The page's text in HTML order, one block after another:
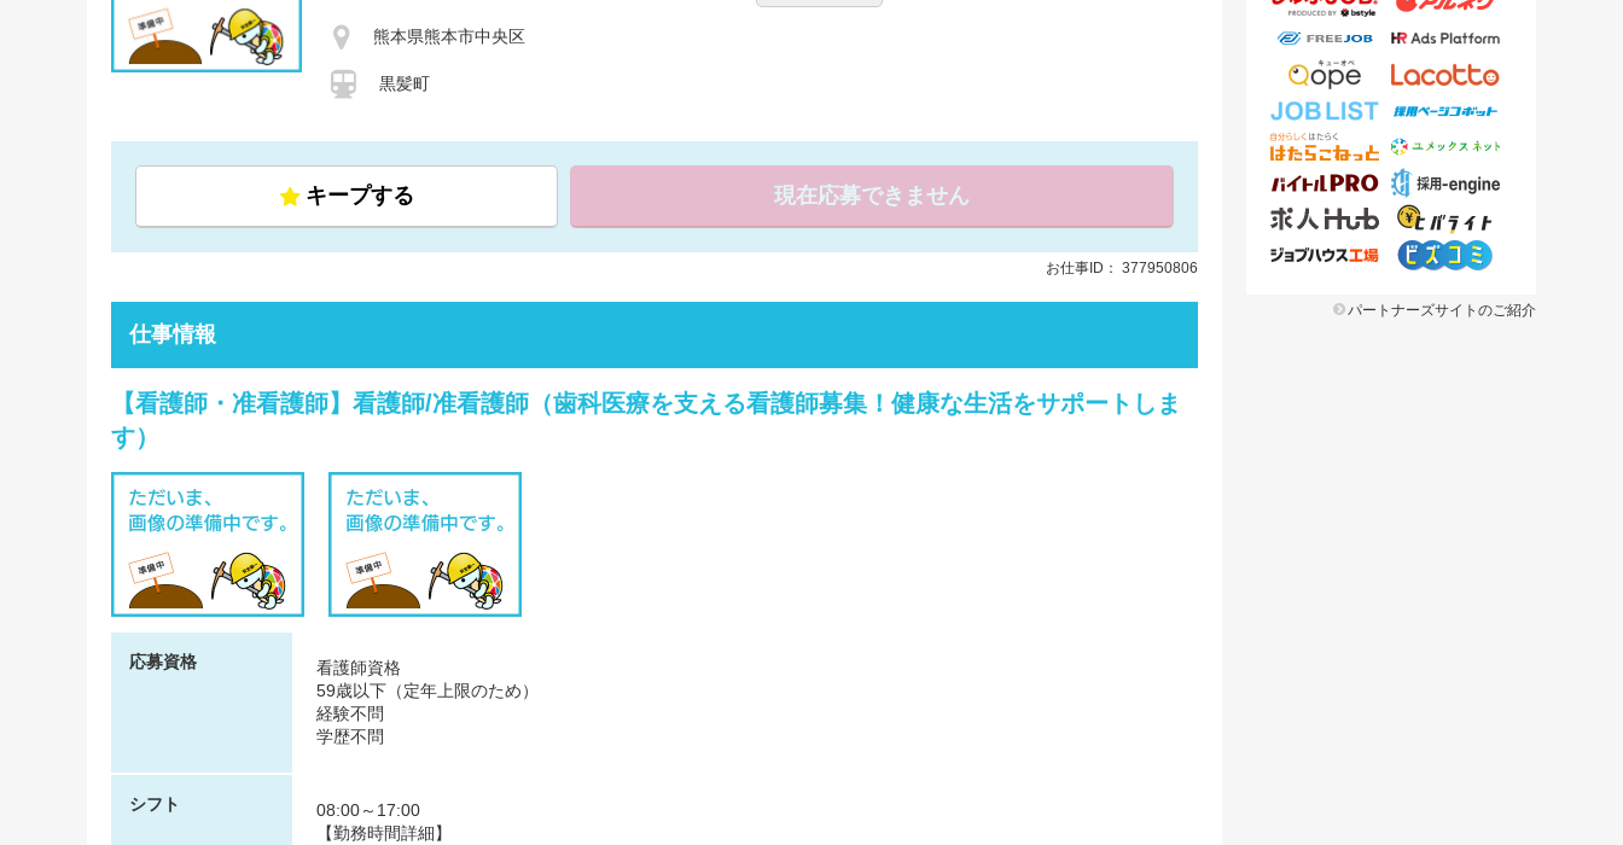
熊本県熊本市中央区
黒髪町
キープする 現在応募できません
お仕事ID： 377950806
仕事情報
【看護師・准看護師】看護師/准看護師（歯科医療を支える看護師募集！健康な生活をサポートしま
す）
応募資格
看護師資格
59歳以下（定年上限のため）
経験不問
学歴不問
シフト
08:00～17:00
【勤務時間詳細】
パートナーズサイトのご紹介